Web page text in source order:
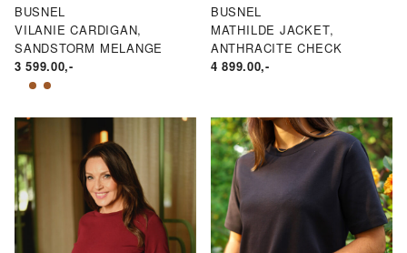
BUSNEL
VILANIE CARDIGAN,
SANDSTORM MELANGE
3 599.00,-
BUSNEL
MATHILDE JACKET,
ANTHRACITE CHECK
4 899.00,-